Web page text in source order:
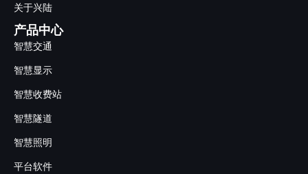
关于兴陆
产品中心
智慧交通
智慧显示
智慧收费站
智慧隧道
智慧照明
平台软件